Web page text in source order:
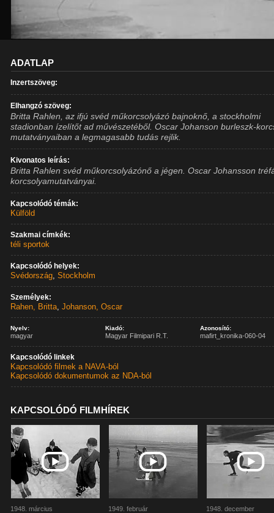
ADATLAP
Inzertszöveg:
Elhangzó szöveg:
Britta Rahlen, az ifjú svéd műkorcsolyázó bajnoknő, a stockholmi
stadionban ízelítőt ad művészetéből. Oscar Johanson burleszk-
mutatványaiban a legmagasabb tudás rejlik.
Kivonatos leírás:
Britta Rahlen svéd műkorcsolyázónő a jégen. Oscar Johansson
korcsolyamutatványai.
Kapcsolódó témák:
Külföld
Szakmai címkék:
téli sportok
Kapcsolódó helyek:
Svédország,Stockholm
Személyek:
Rahen, Britta,Johanson, Oscar
Nyelv:
magyar
Kiadó:
Magyar Filmipari R.T.
Azonosító:
mafirt_kronika-060-04
Kapcsolódó linkek
Kapcsolódó filmek a NAVA-ból
Kapcsolódó dokumentumok az NDA-ból
KAPCSOLÓDÓ FILMHÍREK
1948. március
1949. február
1948. december